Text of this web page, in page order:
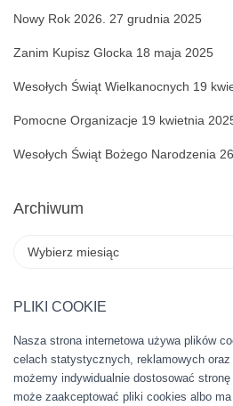
Nowy Rok 2026. 27 grudnia 2025
Zanim Kupisz Glocka 18 maja 2025
Wesołych Świąt Wielkanocnych 19
Pomocne Organizacje 19 kwietnia
Wesołych Świąt Bożego Narodzenia
Archiwum
h
w
u
m
PLIKI COOKIE
Nasza strona internetowa używa plików
celach statystycznych, reklamowych
możemy indywidualnie dostosować
może zaakceptować pliki cookies albo